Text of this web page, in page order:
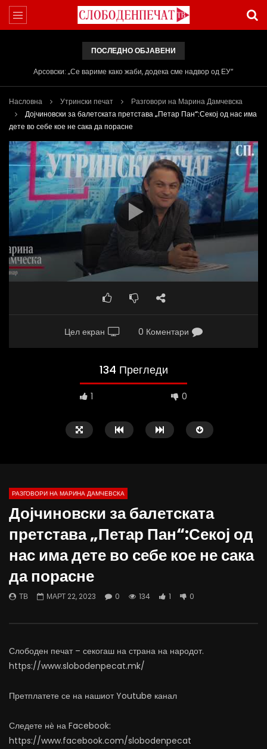
ПОСЛЕДНО ОБЈАВЕНИ
Вести на „Слободен Печат“ 05.08.2026
Насловна Утрински печат
Разговори на Марина Дамчевска
Дојчиновски за балетската претстава „Петар Пан“:Секој од нас има
дете во себе кое не сака да порасне
Цел екран 0 Коментари
134 Прегледи
1 0
23:56
Борисовас: Заслугите и геополитиката
да бидат одлучувачки за
Балкан
ФЕВРУАРИ 14, 2025
административци не
0
РАЗГОВОРИ НА МАРИНА ДАМЧЕВСКА
Дојчиновски за балетската
претстава „Петар Пан“:Секој од
нас има дете во себе кое не сака
да порасне
ТВ МАРТ 22, 2023 0 134 1 0
Слободен печат – секогаш на страна на народот.
https://www.slobodenpecat.mk/
Претплатете се на нашиот Youtube канал
Следете нѐ на Facebook:
https://www.facebook.com/slobodenpecat